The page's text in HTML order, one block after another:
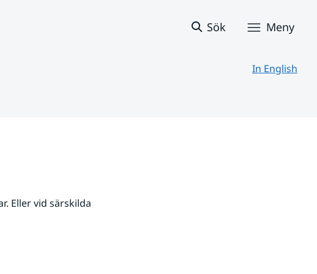
Sök Meny
In English
Eller vid särskilda